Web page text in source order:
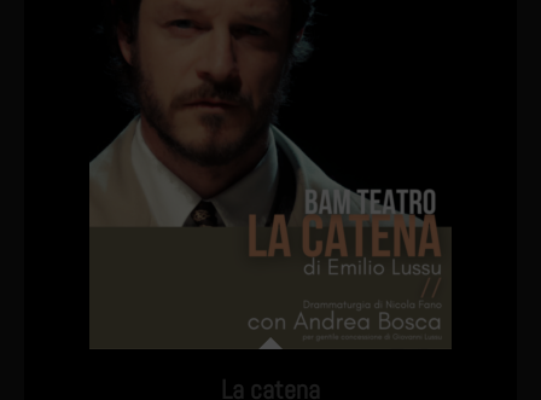
La catena